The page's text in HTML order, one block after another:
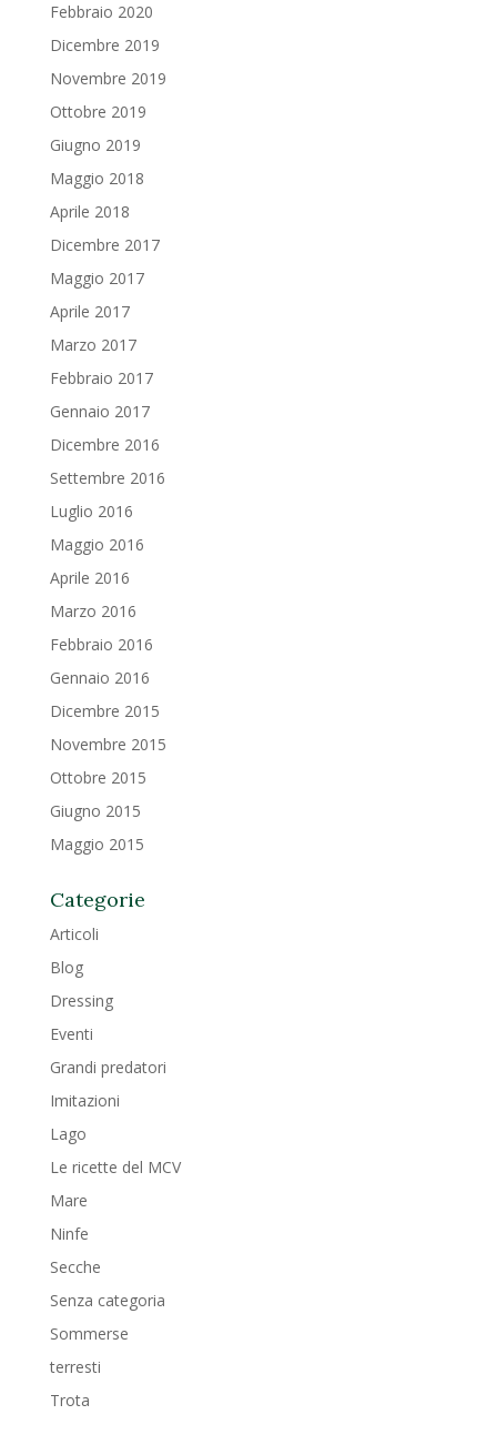
Febbraio 2020
Dicembre 2019
Novembre 2019
Ottobre 2019
Giugno 2019
Maggio 2018
Aprile 2018
Dicembre 2017
Maggio 2017
Aprile 2017
Marzo 2017
Febbraio 2017
Gennaio 2017
Dicembre 2016
Settembre 2016
Luglio 2016
Maggio 2016
Aprile 2016
Marzo 2016
Febbraio 2016
Gennaio 2016
Dicembre 2015
Novembre 2015
Ottobre 2015
Giugno 2015
Maggio 2015
Categorie
Articoli
Blog
Dressing
Eventi
Grandi predatori
Imitazioni
Lago
Le ricette del MCV
Mare
Ninfe
Secche
Senza categoria
Sommerse
terresti
Trota